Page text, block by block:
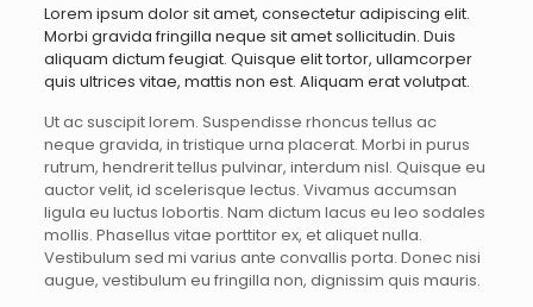
Lorem ipsum dolor sit amet, consectetur adipiscing elit.
Morbi gravida fringilla neque sit amet sollicitudin. Duis
aliquam dictum feugiat. Quisque elit tortor, ullamcorper
quis ultrices vitae, mattis non est. Aliquam erat volutpat.
Ut ac suscipit lorem. Suspendisse rhoncus tellus ac
neque gravida, in tristique urna placerat. Morbi in purus
rutrum, hendrerit tellus pulvinar, interdum nisl. Quisque eu
auctor velit, id scelerisque lectus. Vivamus accumsan
ligula eu luctus lobortis. Nam dictum lacus eu leo sodales
mollis. Phasellus vitae porttitor ex, et aliquet nulla.
Vestibulum sed mi varius ante convallis porta. Donec nisi
augue, vestibulum eu fringilla non, dignissim quis mauris.